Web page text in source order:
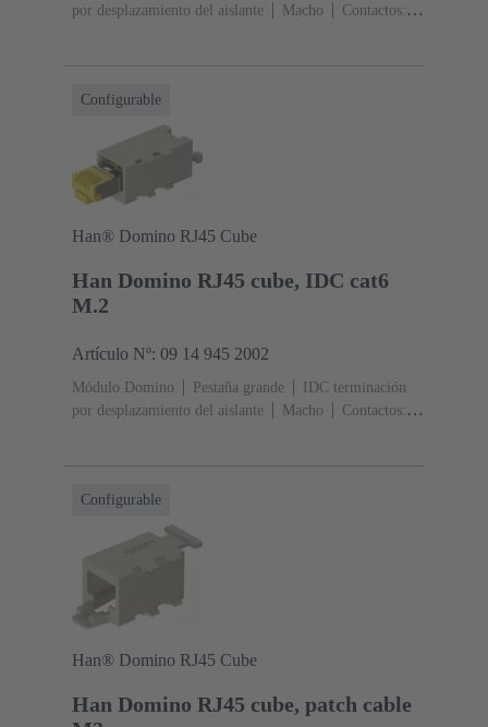
por desplazamiento del aislante
Macho
Contactos:
Configurable
Han® Domino RJ45 Cube
Han Domino RJ45 cube, IDC cat6
M.2
Artículo Nº: 09 14 945 2002
Módulo Domino Pestaña grande
IDC terminación
por desplazamiento del aislante
Macho
Contactos:
Configurable
Han® Domino RJ45 Cube
Han Domino RJ45 cube, patch cable